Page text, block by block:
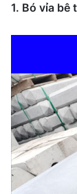
1. Bó vỉa